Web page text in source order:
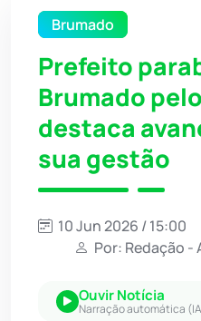
Brumado
Prefeito
Brumado
destaca
sua gestão
10 Jun 2026 / 15:00
Por: Redação -
Ouvir Notícia
Narração automática